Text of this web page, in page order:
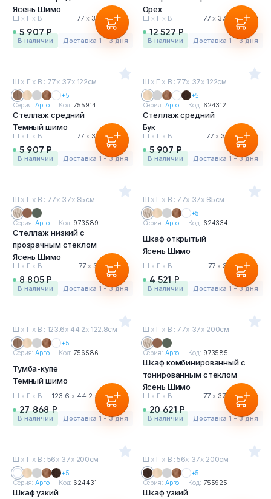
Ясень Шимо
Ш х Г х В : 77 х37 122 см
5 907 Р
в наличии Доставка 1 - 3 дня
Орех
Ш х Г х В : 77 х 37 200 см
12 527 Р
в наличии Доставка 1 - 3 дня
Ш х Г х В : 77х 37х 122см
+5
Серия:Арго Код: 755914
Стеллаж средний
Темный шимо
Ш х Г х В : 77 х37 122 см
5 907 Р
в наличии Доставка 1 - 3 дня
Ш х Г х В : 77х 37х 122см
+5
Серия: Арго Код: 624312
Стеллаж средний
Бук
Ш х Г х В : 77 х 37 122 см
5 907 Р
в наличии Доставка 1 - 3 дня
Ш х Г х В : 77х 37х 85см
Серия:Арго Код: 973589
Стеллаж низкий с
прозрачным стеклом
Ясень Шимо
Ш х Г х В : 77 х37 х85 см
8 805 Р
в наличии Доставка 1 - 3 дня
Ш х Г х В : 77х 37х 85см
+5
Серия: Арго Код: 624334
Шкаф открытый
Ясень Шимо
Ш х Г х В : 77 х 37 х85 см
4 521 Р
в наличии Доставка 1 - 3 дня
Ш х Г х В : 123.6х 44.2х 122.8см
+5
Серия:Арго Код: 756586
Тумба-купе
Темный шимо
Ш х Г х В : 123.6 х44.2 х 122.8 см
27 868 Р
в наличии Доставка 1 - 3 дня
Ш х Г х В : 77х 37х 200см
Серия: Арго Код: 973585
Шкаф комбинированный с
тонированным стеклом
Ясень Шимо
Ш х Г х В : 77 х 37 200 см
20 621 Р
в наличии Доставка 1 - 3 дня
Ш х Г х В : 56х 37х 200см
+5
Серия:Арго Код: 624431
Шкаф узкий
Ш х Г х В : 56х 37х 200см
+5
Серия: Арго Код: 755925
Шкаф узкий